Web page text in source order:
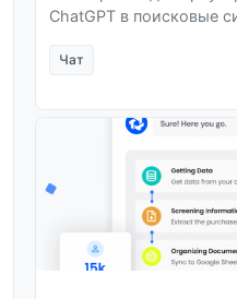
ChatGPT в поисковые
Чат